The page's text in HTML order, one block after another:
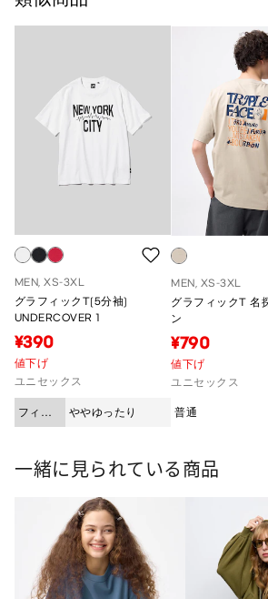
MEN, XS-3XL
グラフィックT(5分袖)
UNDERCOVER 1
¥390
値下げ
ユニセックス
フィッ
ト
ややゆったり
MEN, XS-3XL
グラフィックT 名
ン
¥790
値下げ
ユニセックス
普通
一緒に見られている商品